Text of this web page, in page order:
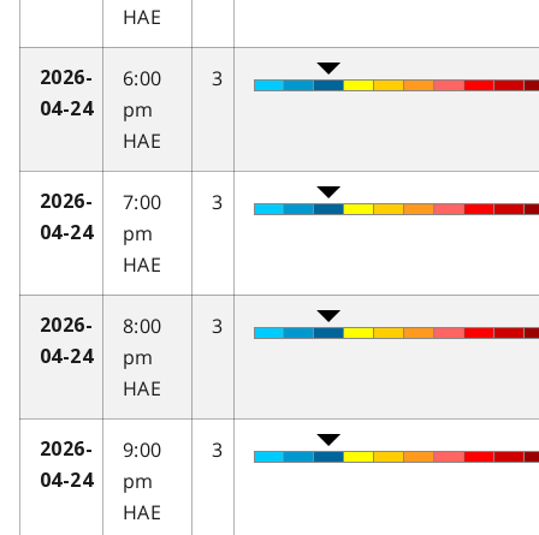
HAE
2026-
04-24
6:00
pm
HAE
3
2026-
04-24
7:00
pm
HAE
3
2026-
04-24
8:00
pm
HAE
3
2026-
04-24
9:00
pm
HAE
3